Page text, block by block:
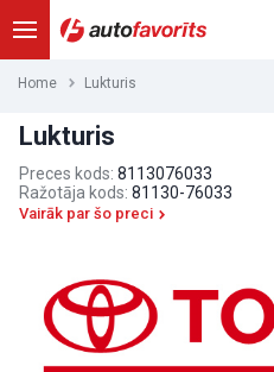
Home Lukturis
Lukturis
Preces kods: 8113076033
Ražotāja kods: 81130-76033
Vairāk par šo preci